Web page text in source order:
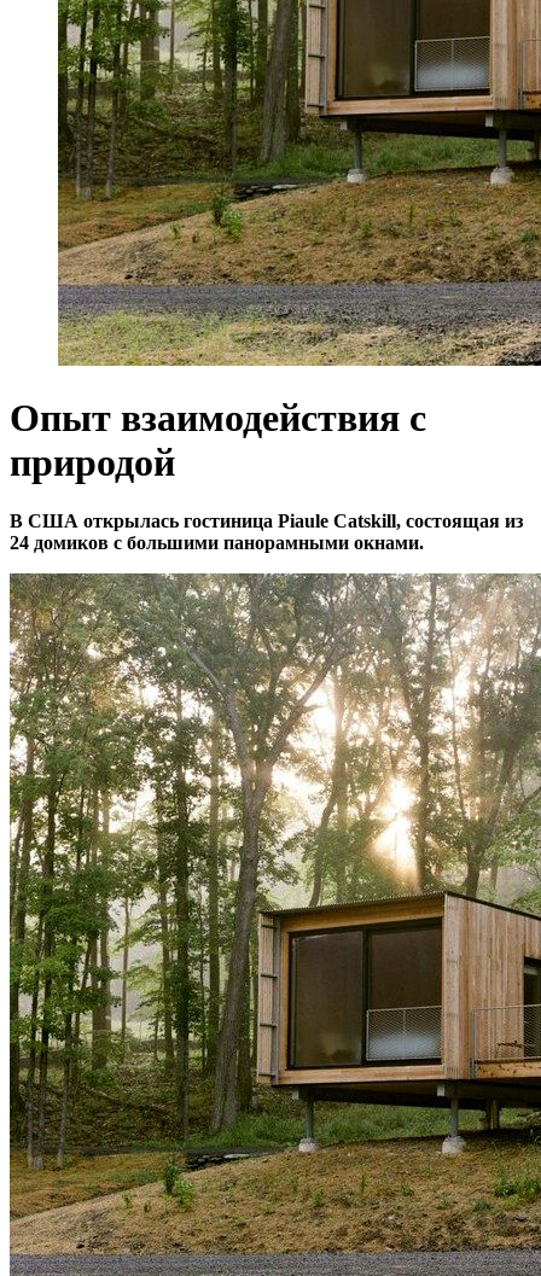
Опыт взаимодействия с
природой
В США открылась гостиница Piaule Catskill, состоящая из
24 домиков с большими панорамными окнами.